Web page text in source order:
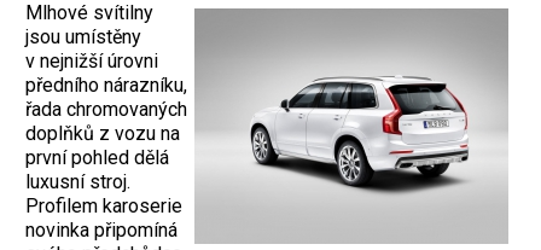
Mlhové svítilny
jsou umístěny
v nejnižší úrovni
předního nárazníku,
řada chromovaných
doplňků z vozu na
první pohled dělá
luxusní stroj.
Profilem karoserie
novinka připomíná